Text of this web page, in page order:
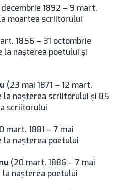
decembrie 1892 – 9 mart.
moartea scriitorului
1856 – 31 octombrie
la naşterea poetului şi
(23 mai 1871 – 12 mart.
la nașterea scriitorului și 85
scriitorului
mart. 1881 – 7 mai
la naşterea poetului
(20 mart. 1886 – 7 mai
la naşterea poetului